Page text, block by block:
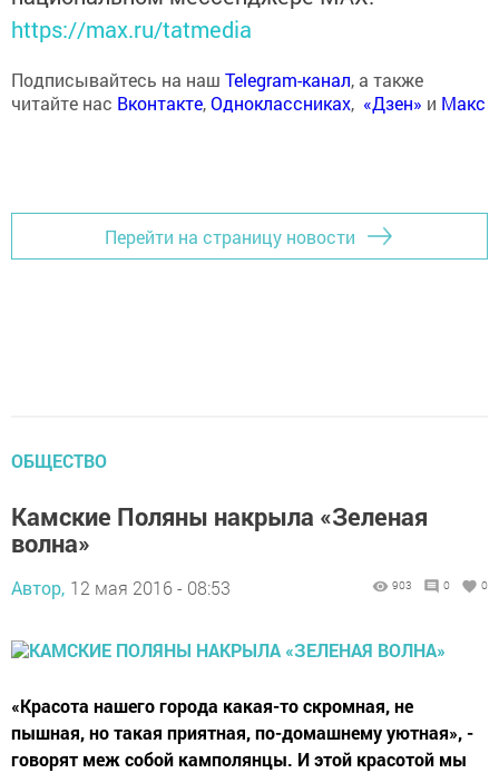
https://max.ru/tatmedia
Подписывайтесь на наш Telegram-канал, а также
читайте нас Вконтакте,Одноклассниках, «Дзен» и Макс
Перейти на страницу новости
ОБЩЕСТВО
Камские Поляны накрыла «Зеленая
волна»
Автор, 12 мая 2016 - 08:53 903 0 0
«Красота нашего города какая-то скромная, не
пышная, но такая приятная, по-домашнему уютная», -
говорят меж собой камполянцы. И этой красотой мы